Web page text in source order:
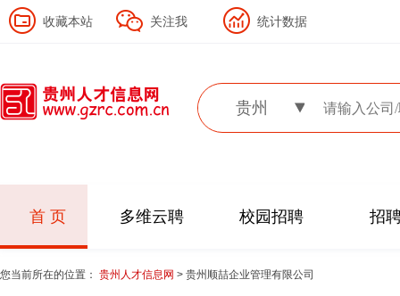
收藏本站 关注我 统计数据
贵州
首 页 多维云聘 校园招聘 招
您当前所在的位置： 贵州人才信息网 > 贵州顺喆企业管理有限公司